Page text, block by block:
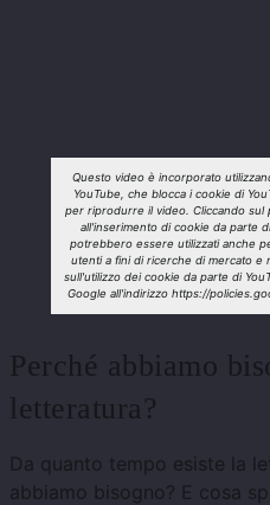
Questo video è incorporato
YouTube, che blocca i cookie di
per riprodurre il video. Cliccando sul
all'inserimento di cookie da parte
potrebbero essere utilizzati anche
utenti a fini di ricerche di mercato e
sull'utilizzo dei cookie da parte di
Google all'indirizzo https://
Perché abbiamo
letteratura?
Da quanto tempo esiste la
abbiamo bisogno? E cosa